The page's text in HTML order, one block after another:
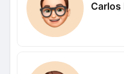
Carlos